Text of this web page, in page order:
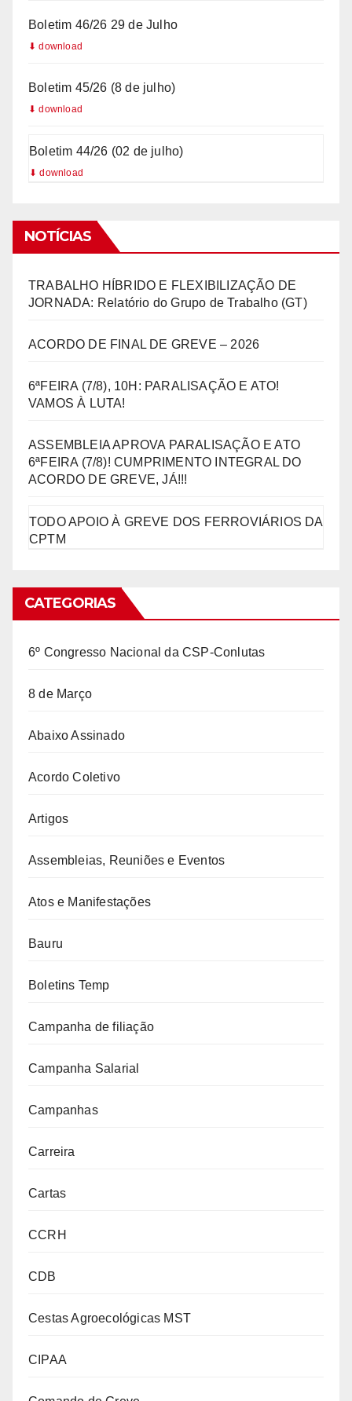
Boletim 46/26 29 de Julho
Boletim 45/26 (8 de julho)
Boletim 44/26 (02 de julho)
NOTÍCIAS
TRABALHO HÍBRIDO E FLEXIBILIZAÇÃO DE
JORNADA: Relatório do Grupo de Trabalho (GT)
ACORDO DE FINAL DE GREVE – 2026
6ªFEIRA (7/8), 10H: PARALISAÇÃO E ATO!
VAMOS À LUTA!
ASSEMBLEIA APROVA PARALISAÇÃO E ATO
6ªFEIRA (7/8)! CUMPRIMENTO INTEGRAL DO
ACORDO DE GREVE, JÁ!!!
TODO APOIO À GREVE DOS FERROVIÁRIOS DA
CPTM
CATEGORIAS
6º Congresso Nacional da CSP-Conlutas
8 de Março
Abaixo Assinado
Acordo Coletivo
Artigos
Assembleias, Reuniões e Eventos
Atos e Manifestações
Bauru
Boletins Temp
Campanha de filiação
Campanha Salarial
Campanhas
Carreira
Cartas
CCRH
CDB
Cestas Agroecológicas MST
CIPAA